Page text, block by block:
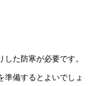
た防寒が必要です。
準備するとよいでしょ